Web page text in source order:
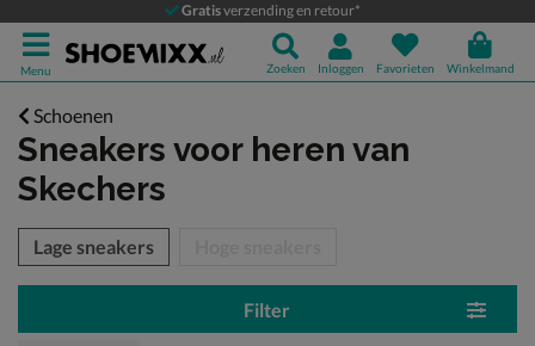
Gratisverzending en retour*
Menu Zoeken Inloggen Favorieten Winkelmand
Schoenen
Sneakers voor heren van
Skechers
over
Lage sneakers
Filter